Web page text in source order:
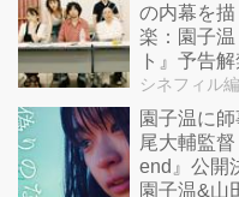
の内幕を
楽：園子
ト』予告解
シネフィル
園子温に
尾大輔監
end』公開
園子温&山